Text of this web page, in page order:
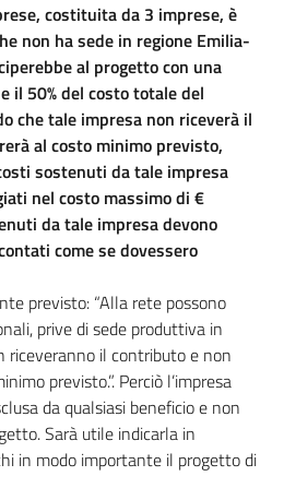
costituita da 3 imprese, è
non ha sede in regione Emilia-
al progetto con una
il 50% del costo totale del
che tale impresa non riceverà il
al costo minimo previsto,
sostenuti da tale impresa
nel costo massimo di €
da tale impresa devono
come se dovessero
previsto: “Alla rete possono
prive di sede produttiva in
riceveranno il contributo e non
previsto.”. Perciò l’impresa
da qualsiasi beneficio e non
Sarà utile indicarla in
in modo importante il progetto di